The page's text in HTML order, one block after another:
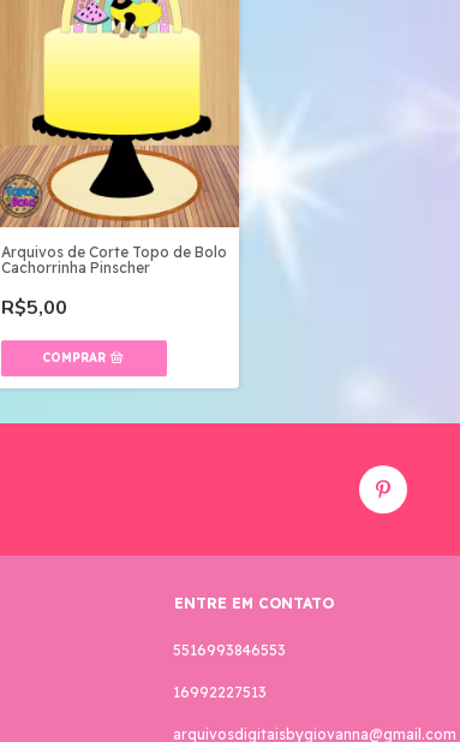
Arquivos de Corte Topo de Bolo
Cachorrinha Pinscher
R$5,00
ENTRE EM CONTATO
5516993846553
16992227513
arquivosdigitaisbygiovanna@gmail.com